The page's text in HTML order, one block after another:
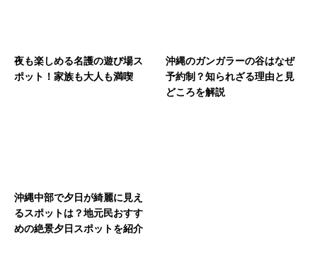
夜も楽しめる名護の遊び場ス
ポット！家族も大人も満喫
沖縄のガンガラーの谷はなぜ
予約制？知られざる理由と見
どころを解説
沖縄中部で夕日が綺麗に見え
るスポットは？地元民おすす
めの絶景夕日スポットを紹介